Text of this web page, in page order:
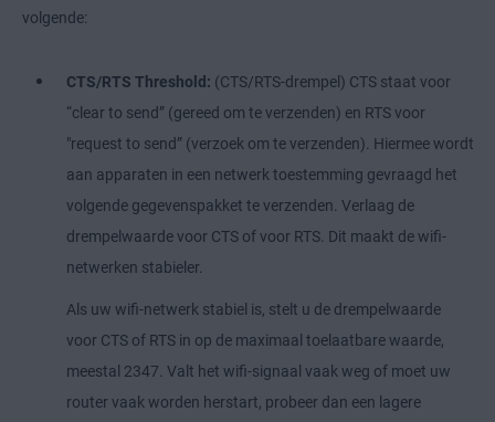
volgende:
CTS/RTS Threshold: (CTS/RTS-drempel) CTS staat voor
“clear to send” (gereed om te verzenden) en RTS voor
"request to send” (verzoek om te verzenden). Hiermee wordt
aan apparaten in een netwerk toestemming gevraagd het
volgende gegevenspakket te verzenden. Verlaag de
drempelwaarde voor CTS of voor RTS. Dit maakt de wifi-
netwerken stabieler.
Als uw wifi-netwerk stabiel is, stelt u de drempelwaarde
voor CTS of RTS in op de maximaal toelaatbare waarde,
meestal 2347. Valt het wifi-signaal vaak weg of moet uw
router vaak worden herstart, probeer dan een lagere